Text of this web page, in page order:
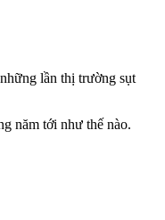
lần thị trường sụt
năm tới như thế nào.